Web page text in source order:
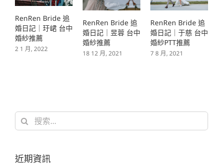
RenRen Bride 追
婚日記｜玗峮 台中
婚紗推薦
2 1 月, 2022
RenRen Bride 追
婚日記｜昱蓉 台中
婚紗推薦
18 12 月, 2021
RenRen Bride 追
婚日記｜于慈 台中
婚紗PTT推薦
7 8 月, 2021
搜
近期資訊